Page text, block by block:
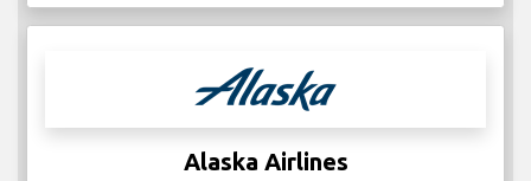
Alaska Airlines